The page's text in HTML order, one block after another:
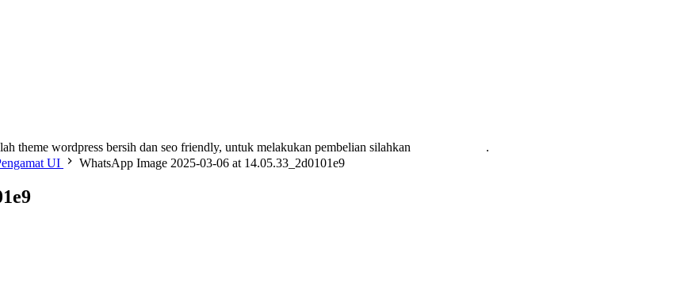
theme wordpress bersih dan seo friendly, untuk melakukan pembelian silahkan
.
UI WhatsApp Image 2025-03-06 at 14.05.33_2d0101e9